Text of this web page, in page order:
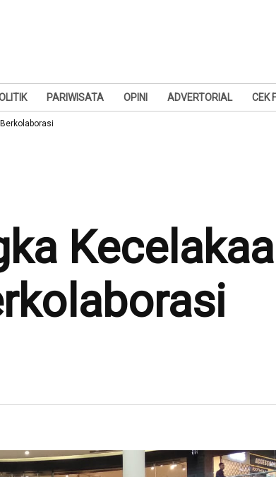
PARIWISATA OPINI ADVERTORIAL CEK